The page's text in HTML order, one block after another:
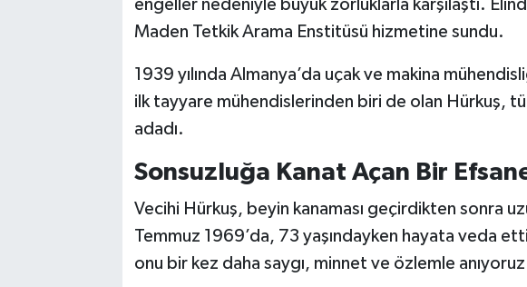
engeller nedeniyle büyük zorluklarla karşılaştı.
Maden Tetkik Arama Enstitüsü hizmetine sundu.
1939 yılında Almanya’da uçak ve makina
ilk tayyare mühendislerinden biri de olan Hürkuş, tüm
adadı.
Sonsuzluğa Kanat Açan Bir
Vecihi Hürkuş, beyin kanaması geçirdikten sonra
Temmuz 1969’da, 73 yaşındayken hayata veda
onu bir kez daha saygı, minnet ve özlemle